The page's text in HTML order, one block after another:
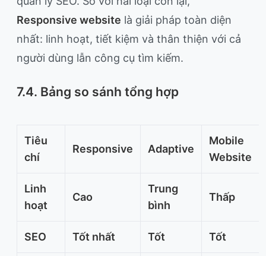
Responsive website là giải pháp toàn diện
nhất: linh hoạt, tiết kiệm và thân thiện với cả
người dùng lẫn công cụ tìm kiếm.
7.4. Bảng so sánh tổng hợp
Tiêu
chí
Responsive Adaptive
Mobile
Website
Linh
hoạt
Cao
Trung
bình
Thấp
SEO Tốt nhất Tốt Tốt